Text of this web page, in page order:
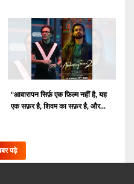
"आवारापन सिर्फ़ एक फ़िल्म नहीं है, यह
एक सफ़र है, शिवम का सफ़र है, और...
पढ़े